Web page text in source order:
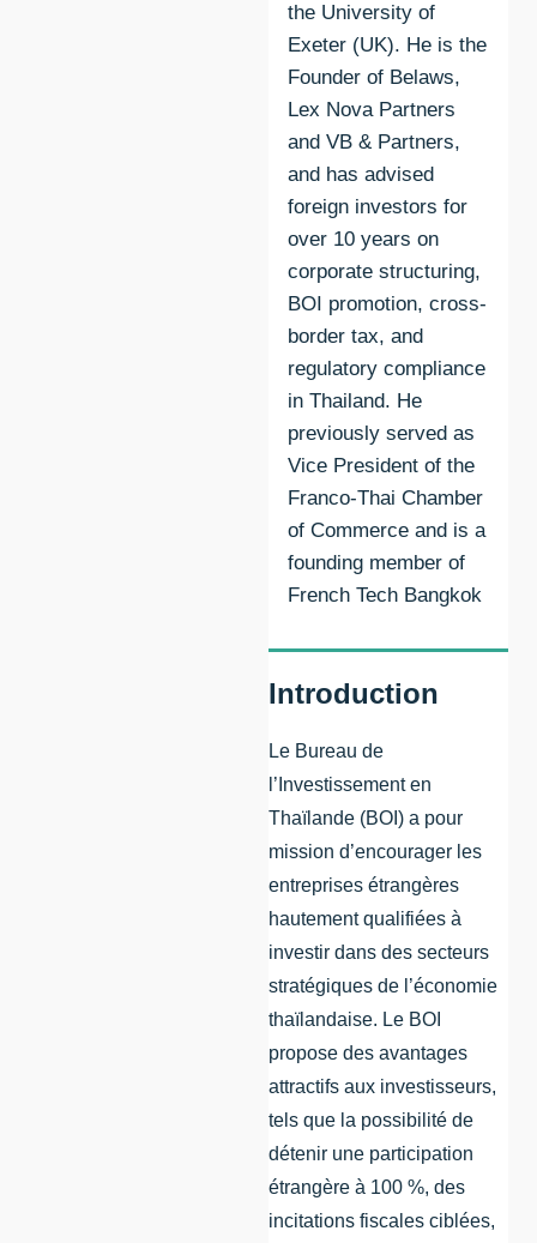
the University of
Exeter (UK). He is the
Founder of Belaws,
Lex Nova Partners
and VB & Partners,
and has advised
foreign investors for
over 10 years on
corporate structuring,
BOI promotion, cross-
border tax, and
regulatory compliance
in Thailand. He
previously served as
Vice President of the
Franco-Thai Chamber
of Commerce and is a
founding member of
French Tech Bangkok
Introduction
Le Bureau de
l’Investissement en
Thaïlande (BOI) a pour
mission d’encourager les
entreprises étrangères
hautement qualifiées à
investir dans des secteurs
stratégiques de l’économie
thaïlandaise. Le BOI
propose des avantages
attractifs aux investisseurs,
tels que la possibilité de
détenir une participation
étrangère à 100 %, des
incitations fiscales ciblées,